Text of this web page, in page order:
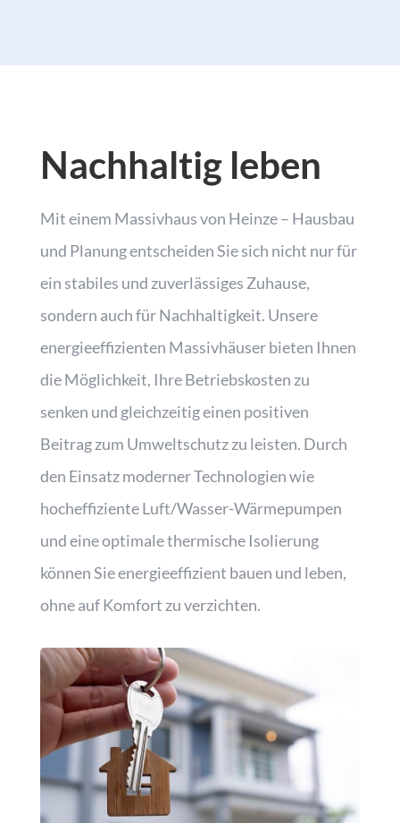
Nachhaltig leben
Mit einem Massivhaus von Heinze – Hausbau
und Planung entscheiden Sie sich nicht nur für
ein stabiles und zuverlässiges Zuhause,
sondern auch für Nachhaltigkeit. Unsere
energieeffizienten Massivhäuser bieten Ihnen
die Möglichkeit, Ihre Betriebskosten zu
senken und gleichzeitig einen positiven
Beitrag zum Umweltschutz zu leisten. Durch
den Einsatz moderner Technologien wie
hocheffiziente Luft/Wasser-Wärmepumpen
und eine optimale thermische Isolierung
können Sie energieeffizient bauen und leben,
ohne auf Komfort zu verzichten.